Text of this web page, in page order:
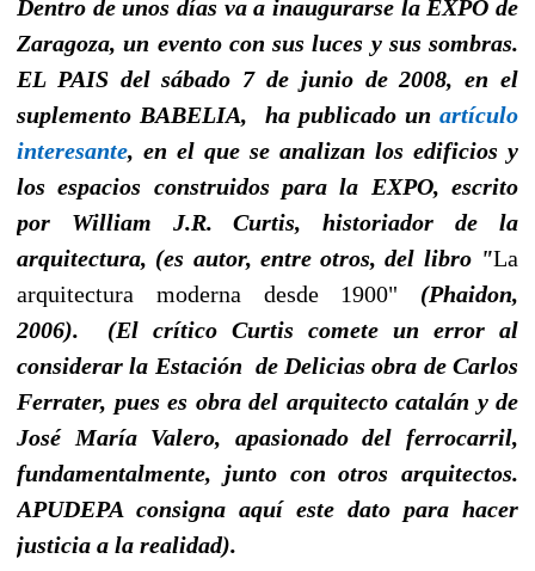
Dentro de unos días va a inaugurarse la EXPO de
Zaragoza, un evento con sus luces y sus sombras.
EL PAIS del sábado 7 de junio de 2008, en el
suplemento BABELIA, ha publicado un artículo
interesante, en el que se analizan los edificios y
los espacios construidos para la EXPO, escrito
por William J.R. Curtis, historiador de la
arquitectura, (es autor, entre otros, del libro "La
arquitectura moderna desde 1900"
(Phaidon,
2006). (El crítico Curtis comete un error al
considerar la Estación de Delicias obra de Carlos
Ferrater, pues es obra del arquitecto catalán y de
José María Valero, apasionado del ferrocarril,
fundamentalmente, junto con otros arquitectos.
APUDEPA consigna aquí este dato para hacer
justicia a la realidad).